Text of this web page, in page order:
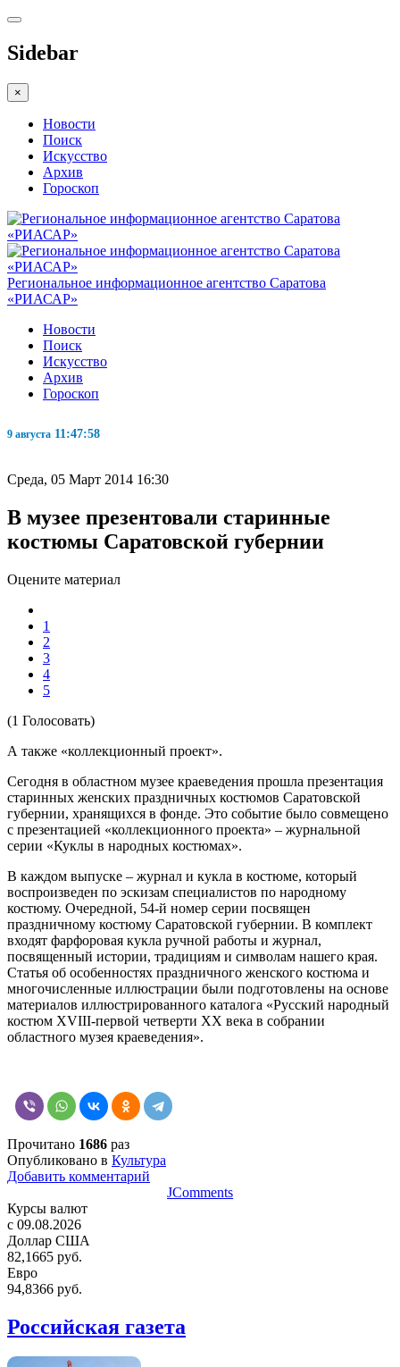
Sidebar
×
Новости
Поиск
Искусство
Архив
Гороскоп
Региональное информационное агентство Саратова
«РИАСАР»
Новости
Поиск
Искусство
Архив
Гороскоп
9 августа 11:47:58
Среда, 05 Март 2014 16:30
В музее презентовали старинные
костюмы Саратовской губернии
Оцените материал
1
2
3
4
5
(1 Голосовать)
А также «коллекционный проект».
Сегодня в областном музее краеведения прошла презентация
старинных женских праздничных костюмов Саратовской
губернии, хранящихся в фонде. Это событие было совмещено
с презентацией «коллекционного проекта» – журнальной
серии «Куклы в народных костюмах».
В каждом выпуске – журнал и кукла в костюме, который
воспроизведен по эскизам специалистов по народному
костюму. Очередной, 54-й номер серии посвящен
праздничному костюму Саратовской губернии. В комплект
входят фарфоровая кукла ручной работы и журнал,
посвященный истории, традициям и символам нашего края.
Статья об особенностях праздничного женского костюма и
многочисленные иллюстрации были подготовлены на основе
материалов иллюстрированного каталога «Русский народный
костюм ХVIII-первой четверти ХХ века в собрании
областного музея краеведения».
Прочитано 1686 раз
Опубликовано в Культура
Добавить комментарий
JComments
Курсы валют
c 09.08.2026
Доллар США
82,1665 руб.
Евро
94,8366 руб.
Российская газета